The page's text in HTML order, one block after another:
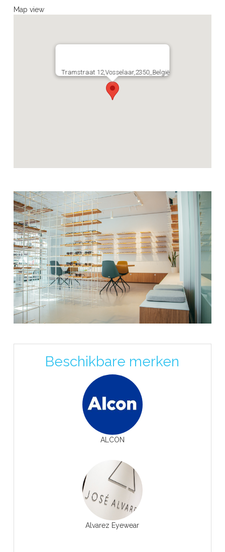
Map view
Tramstraat 12,Vosselaar,2350,,België
Beschikbare merken
ALCON
Alvarez Eyewear